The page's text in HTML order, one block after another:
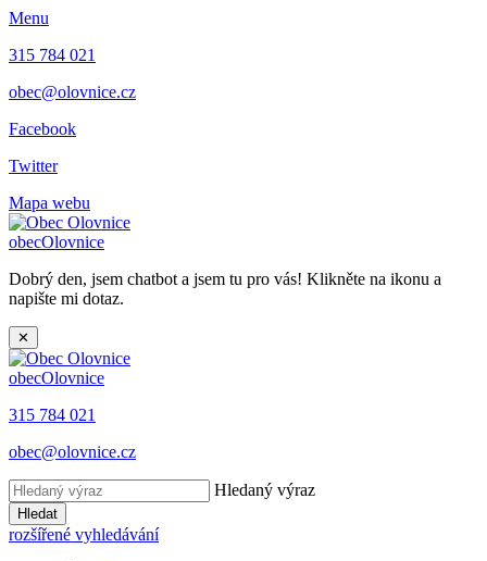
Menu
315 784 021
obec@olovnice.cz
Facebook
Twitter
Mapa webu
obecOlovnice
Dobrý den, jsem chatbot a jsem tu pro vás! Klikněte na ikonu a
napište mi dotaz.
✕
obecOlovnice
315 784 021
obec@olovnice.cz
Hledaný výraz
Hledat
rozšířené vyhledávání